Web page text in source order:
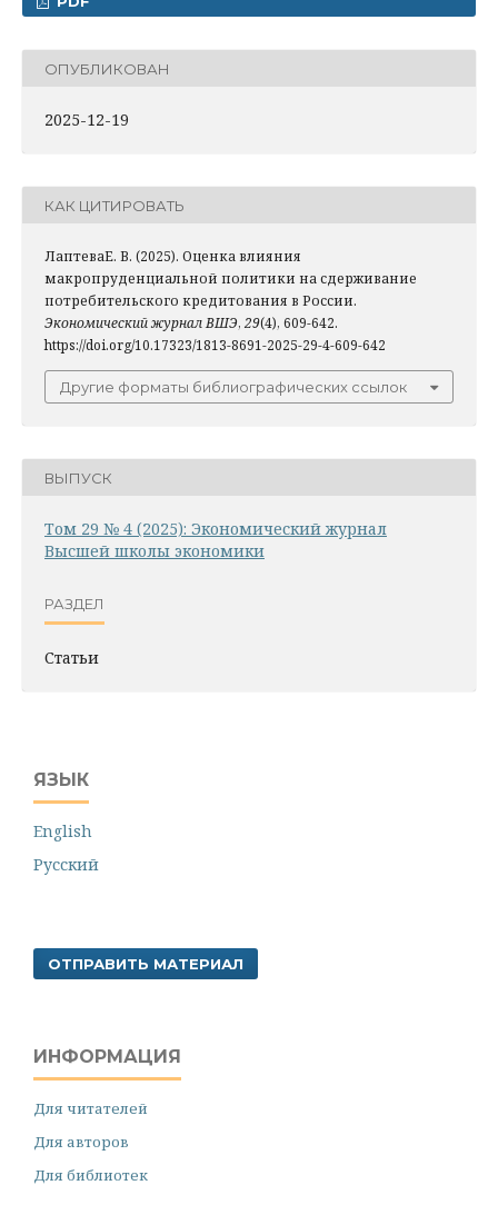
ОПУБЛИКОВАН
2025-12-19
КАК ЦИТИРОВАТЬ
ЛаптеваЕ. В. (2025). Оценка влияния
макропруденциальной политики на сдерживание
потребительского кредитования в России.
Экономический журнал ВШЭ, 29(4), 609-642.
https://doi.org/10.17323/1813-8691-2025-29-4-609-642
Другие форматы библиографических ссылок
ВЫПУСК
Том 29 № 4 (2025): Экономический журнал
Высшей школы экономики
РАЗДЕЛ
Статьи
ЯЗЫК
English
Русский
ОТПРАВИТЬ МАТЕРИАЛ
ИНФОРМАЦИЯ
Для читателей
Для авторов
Для библиотек